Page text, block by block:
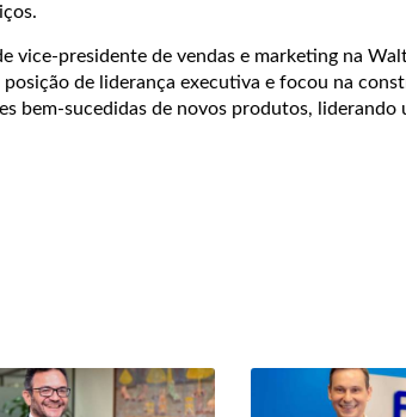
vice-presidente de vendas e marketing na
de liderança executiva e focou na
bem-sucedidas de novos produtos, liderando